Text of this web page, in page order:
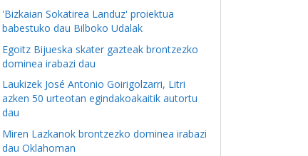
'Bizkaian Sokatirea Landuz' proiektua
babestuko dau Bilboko Udalak
Egoitz Bijueska skater gazteak brontzezko
dominea irabazi dau
Laukizek José Antonio Goirigolzarri, Litri
azken 50 urteotan egindakoakaitik autortu
dau
Miren Lazkanok brontzezko dominea irabazi
dau Oklahoman